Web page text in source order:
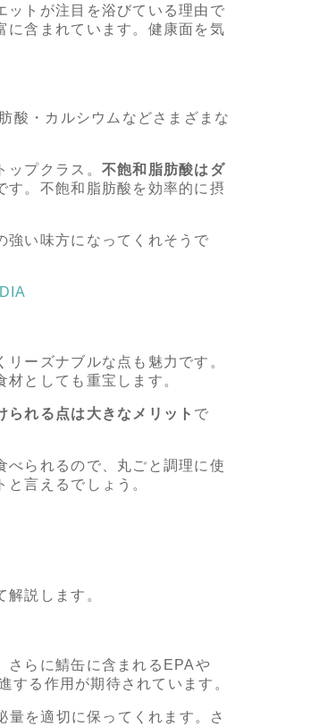
ットが注目を浴びている理由で
に含まれています。健康面を気
酸・カルシウムなどさまざまな
プクラス。 不飽和脂肪酸はダ
す。不飽和脂肪酸を効率的に摂
強い味方になってくれそうで
ーズナブルな点も魅力です。
としても重宝します。
られる点は大きなメリット で
べられるので、丸ごと調理に使
言えるでしょう。
説します。
さらに鯖缶に含まれるEPAや
る作用が期待されています。
を適切に保ってくれます。さ